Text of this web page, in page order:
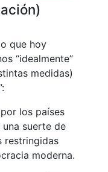
que hoy
“idealmente”
medidas)
los países
suerte de
restringidas
moderna.